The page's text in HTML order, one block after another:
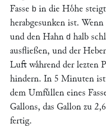
Fasse b in die Hoͤhe
herabgesunken ist.
und den Hahn d halb
ausfließen, und der
Luft waͤhrend der lezten
hindern. In 5 Minuten ist
dem Umfuͤllen eines
Gallons, das Gallon zu
fertig.